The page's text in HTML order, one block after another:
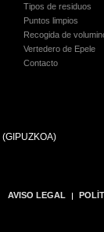
Tipos de residuos
Puntos limpios
Recogida de
Vertedero de Epele
Contacto
(GIPUZKOA)
AVISO LEGAL